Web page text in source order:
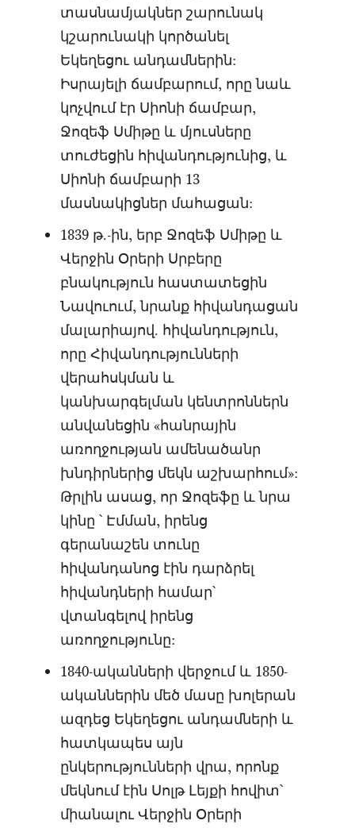
տասնամյակներ շարունակ
կշարունակի կործանել
Եկեղեցու անդամներին:
Իսրայելի ճամբարում, որը նաև
կոչվում էր Սիոնի ճամբար,
Ջոզեֆ Սմիթը և մյուսները
տուժեցին հիվանդությունից, և
Սիոնի ճամբարի 13
մասնակիցներ մահացան:
1839 թ.-ին, երբ Ջոզեֆ Սմիթը և
Վերջին Օրերի Սրբերը
բնակություն հաստատեցին
Նավուում, նրանք հիվանդացան
մալարիայով. հիվանդություն,
որը Հիվանդությունների
վերահսկման և
կանխարգելման կենտրոններն
անվանեցին «հանրային
առողջության ամենածանր
խնդիրներից մեկն աշխարհում»:
Թրլին ասաց, որ Ջոզեֆը և նրա
կինը ՝ Էմման, իրենց
գերանաշեն տունը
հիվանդանոց էին դարձրել
հիվանդների համար՝
վտանգելով իրենց
առողջությունը:
1840-ականների վերջում և 1850-
ականներին մեծ մասը խոլերան
ազդեց Եկեղեցու անդամների և
հատկապես այն
ընկերությունների վրա, որոնք
մեկնում էին Սոլթ Լեյքի հովիտ՝
միանալու Վերջին Օրերի